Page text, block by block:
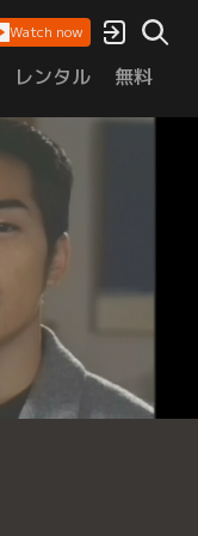
Watch now
レンタル 無料